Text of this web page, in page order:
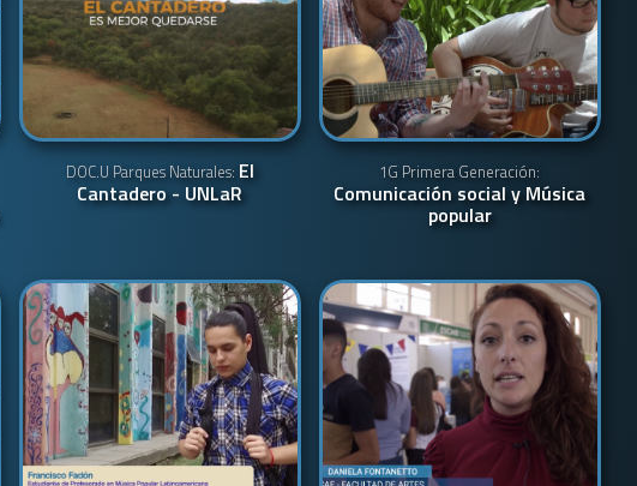
DOC.U Parques Naturales: El
Cantadero - UNLaR
1G Primera Generación:
Comunicación social y Música
popular